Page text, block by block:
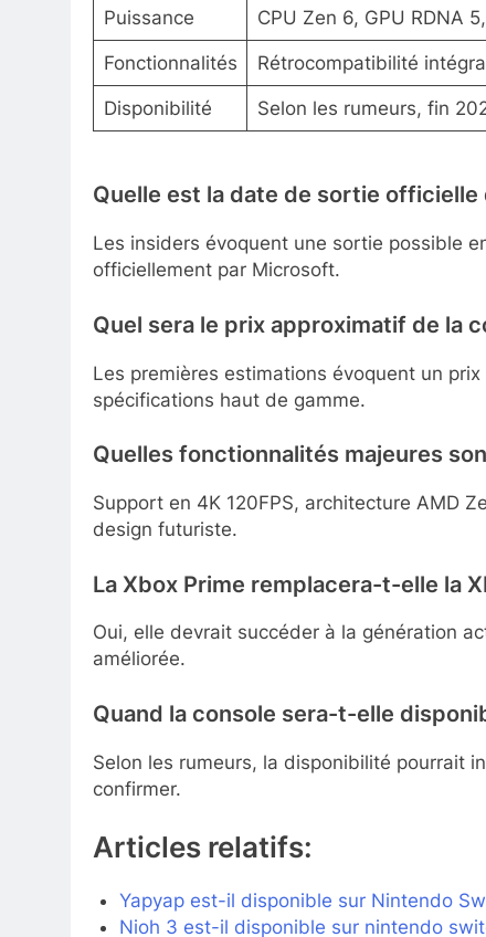
Puissance CPU Zen 6, GPU RDNA
Fonctionnalités Rétrocompatibilité
Disponibilité Selon les rumeurs, fin
Quelle est la date de sortie officielle
Les insiders évoquent une sortie possible
officiellement par Microsoft.
Quel sera le prix approximatif de la
Les premières estimations évoquent un
spécifications haut de gamme.
Quelles fonctionnalités majeures
Support en 4K 120FPS, architecture AMD
design futuriste.
La Xbox Prime remplacera-t-elle la
Oui, elle devrait succéder à la génération
améliorée.
Quand la console sera-t-elle
Selon les rumeurs, la disponibilité pourrait
confirmer.
Articles relatifs:
Yapyap est-il disponible sur Nintendo
Nioh 3 est-il disponible sur nintendo